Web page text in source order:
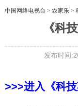
中国网络电视台 > 农家乐 >
《科
发布时间
>>>进入《科技